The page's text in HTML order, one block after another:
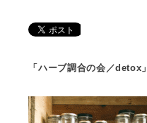
「ハーブ調合の会／detox」